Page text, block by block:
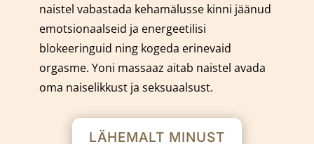
naistel vabastada kehamälusse kinni jäänud
emotsionaalseid ja energeetilisi
blokeeringuid ning kogeda erinevaid
orgasme. Yoni massaaz aitab naistel avada
oma naiselikkust ja seksuaalsust.
LÄHEMALT MINUST